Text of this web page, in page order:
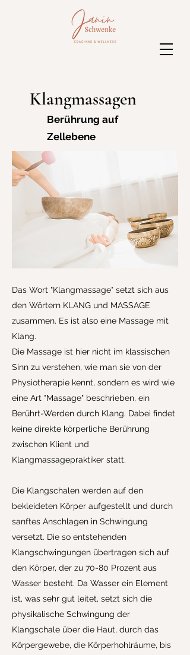
Klangmassagen
Berührung auf
Zellebene
Das Wort "Klangmassage" setzt sich aus
den Wörtern KLANG und MASSAGE
zusammen. Es ist also eine Massage mit
Klang.
Die Massage ist hier nicht im klassischen
Sinn zu verstehen, wie man sie von der
Physiotherapie kennt, sondern es wird wie
eine Art "Massage" beschrieben, ein
Berührt-Werden durch Klang. Dabei findet
keine direkte körperliche Berührung
zwischen Klient und
Klangmassagepraktiker statt.
Die Klangschalen werden auf den
bekleideten Körper aufgestellt und durch
sanftes Anschlagen in Schwingung
versetzt. Die so entstehenden
Klangschwingungen übertragen sich auf
den Körper, der zu 70-80 Prozent aus
Wasser besteht. Da Wasser ein Element
ist, was sehr gut leitet, setzt sich die
physikalische Schwingung der
Klangschale über die Haut, durch das
Körpergewebe, die Körperhohlräume, bis